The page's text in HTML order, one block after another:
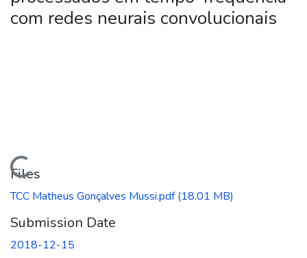
com redes neurais convolucionais
Loading...
Files
TCC Matheus Gonçalves Mussi.pdf(18.01 MB)
Submission Date
2018-12-15